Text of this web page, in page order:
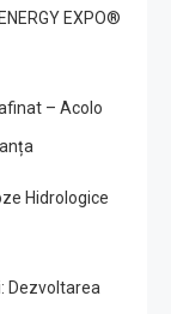
EXPO®
– Acolo
Hidrologice
Dezvoltarea